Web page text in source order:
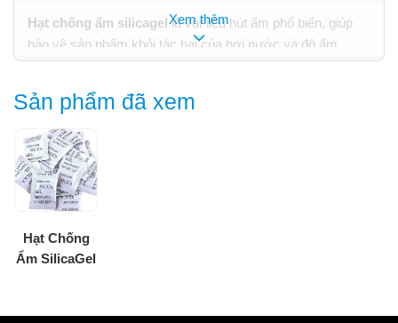
Hạt chống ẩm silicagellà vật liệu hút ẩm phổ biến, giúp
bảo vệ sản phẩm khỏi tác hại của hơi nước và độ ẩm.
Được làm từ silicon dioxide (SiO₂) ở dạng hạt nhỏ, sản
duy trì chất lượng và tuổi thọ hàng hóa.
2. Đặc điểm nổi bật
Xem thêm
Sản phẩm đã xem
Hạt Chống
Ẩm SilicaGel